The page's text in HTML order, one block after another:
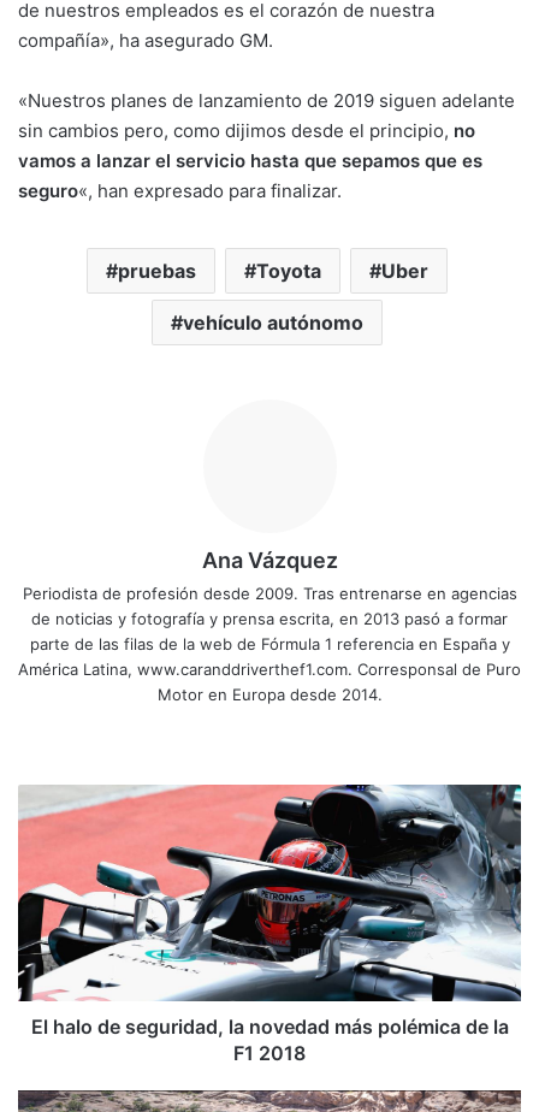
de nuestros empleados es el corazón de nuestra
compañía», ha asegurado GM.
«Nuestros planes de lanzamiento de 2019 siguen adelante
sin cambios pero, como dijimos desde el principio, no
vamos a lanzar el servicio hasta que sepamos que es
seguro«, han expresado para finalizar.
pruebas Toyota Uber
vehículo autónomo
Ana Vázquez
Periodista de profesión desde 2009. Tras entrenarse en agencias
de noticias y fotografía y prensa escrita, en 2013 pasó a formar
parte de las filas de la web de Fórmula 1 referencia en España y
América Latina, www.caranddriverthef1.com. Corresponsal de Puro
Motor en Europa desde 2014.
we
b
bo
ok
ub
ra
m
l
l
d
e
s
r
El halo de seguridad, la novedad más polémica de la
F1 2018
J